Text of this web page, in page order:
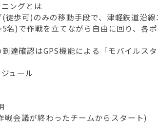
ングとは
徒歩可)のみの移動手段で、津軽鉄道沿
名)で作戦を立てながら自由に回り、各
達確認はGPS機能による「モバイルス
ュール
戦会議が終わったチームからスタート)